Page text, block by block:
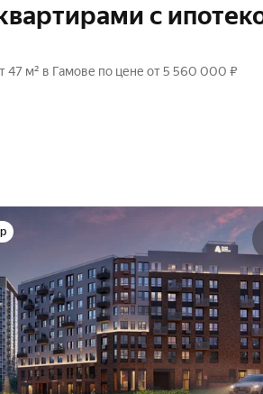
с
47 м² в Гамове по цене от 5 560 000 ₽